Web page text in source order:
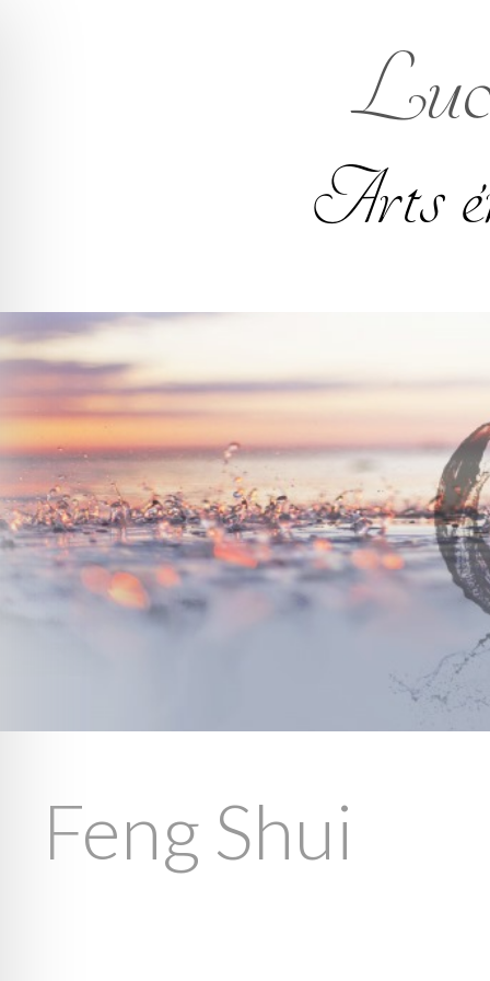
Arts
Feng Shui